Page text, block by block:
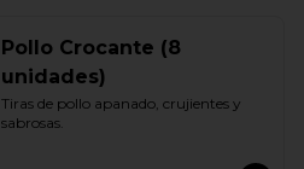
Pollo Crocante (8
unidades)
Tiras de pollo apanado, crujientes y
sabrosas.